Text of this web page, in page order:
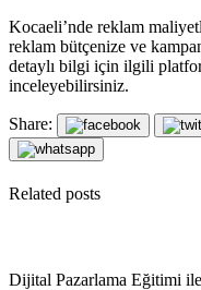
Kocaeli’nde reklam
reklam bütçenize ve
detaylı bilgi için ilgili
inceleyebilirsiniz.
Share:
Related posts
Dijital Pazarlama Eğitimi